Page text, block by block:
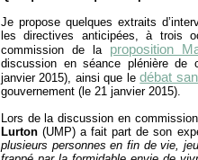
Je propose quelques extraits
les directives anticipées, à trois
commission de la proposition
discussion en séance plénière
janvier 2015), ainsi que ledébat
gouvernement (le 21 janvier 2015).
Lors de la discussion en
Lurton (UMP) a fait part de son
plusieurs personnes en fin de vie,